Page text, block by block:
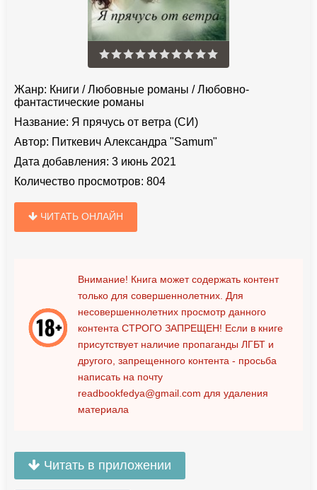
Жанр: Книги /Любовные романы /Любовно-
фантастические романы
Название: Я прячусь от ветра (СИ)
Автор: Питкевич Александра "Samum"
Дата добавления: 3 июнь 2021
Количество просмотров: 804
ЧИТАТЬ ОНЛАЙН
Внимание! Книга может содержать контент
только для совершеннолетних. Для
несовершеннолетних просмотр данного
контента СТРОГО ЗАПРЕЩЕН! Если в книге
присутствует наличие пропаганды ЛГБТ и
другого, запрещенного контента - просьба
написать на почту
readbookfedya@gmail.com для удаления
материала
Читать в приложении